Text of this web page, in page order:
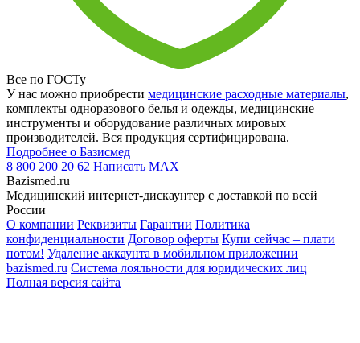
Все по ГОСТу
У нас можно приобрести медицинские расходные материалы,
комплекты одноразового белья и одежды, медицинские
инструменты и оборудование различных мировых
производителей. Вся продукция сертифицирована.
Подробнее о Базисмед
8 800 200 20 62 Написать MAX
Bazismed.ru
Медицинский интернет-дискаунтер с доставкой по всей
России
О компании Реквизиты Гарантии Политика
конфиденциальности Договор оферты Купи сейчас – плати
потом! Удаление аккаунта в мобильном приложении
bazismed.ru Система лояльности для юридических лиц
Полная версия сайта